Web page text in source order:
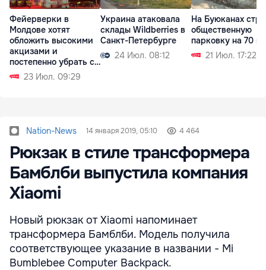
Фейерверки в
Молдове хотят
обложить высокими
акцизами и
постепенно убрать с
рынка23 Июл. 09:29
Украина атаковала
склады Wildberries в
Санкт-Петербурге
24 Июл. 08:12
На Буюканах
общественную
парковку на 70
21 Июл. 17:22
Nation-News 14 января 2019, 05:10 4 464
Рюкзак в стиле трансформера
Бамблби выпустила компания
Xiaomi
Новый рюкзак от Xiaomi напоминает
трансформера Бамблби. Модель получила
соответствующее указание в названии - Mi
Bumblebee Computer Backpack.